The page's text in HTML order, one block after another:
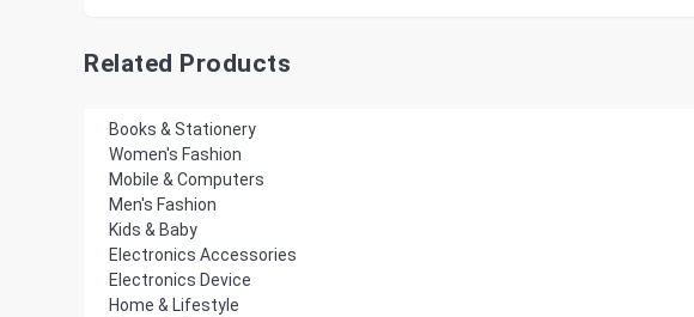
Related Products
Books & Stationery
Women's Fashion
Mobile & Computers
Men's Fashion
Kids & Baby
Electronics Accessories
Electronics Device
Home & Lifestyle